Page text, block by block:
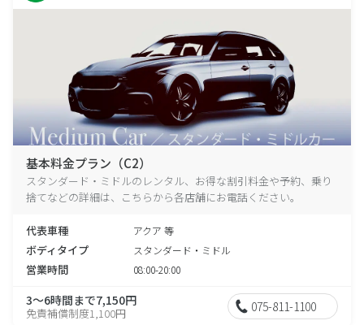
基本料金プラン（C2）
スタンダード・ミドルのレンタル、お得な割引料金や予約、乗り
捨てなどの詳細は、こちらから各店舗にお電話ください。
代表車種 アクア 等
ボディタイプ スタンダード・ミドル
営業時間 08:00-20:00
3～6時間まで7,150円
免責補償制度1,100円 075-811-1100